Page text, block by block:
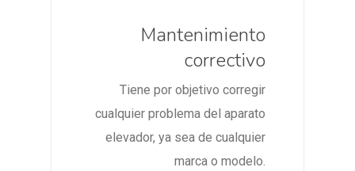
Mantenimiento
correctivo
Tiene por objetivo corregir
cualquier problema del aparato
elevador, ya sea de cualquier
marca o modelo.